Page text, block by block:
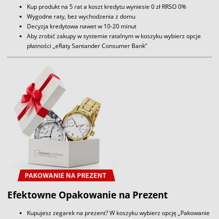
Kup produkt na 5 rat a koszt kredytu wyniesie 0 zł RRSO 0%
Wygodne raty, bez wychodzenia z domu
Decyzja kredytowa nawet w 10-20 minut
Aby zrobić zakupy w systemie ratalnym w koszyku wybierz opcje
płatności „eRaty Santander Consumer Bank”
Efektowne Opakowanie na Prezent
Kupujesz zegarek na prezent? W koszyku wybierz opcję „Pakowanie